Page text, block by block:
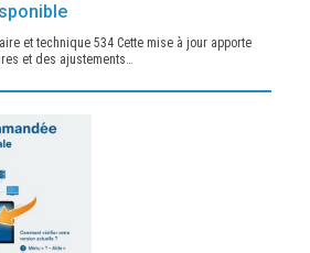
et technique 534 Cette mise à jour apporte
et des ajustements…